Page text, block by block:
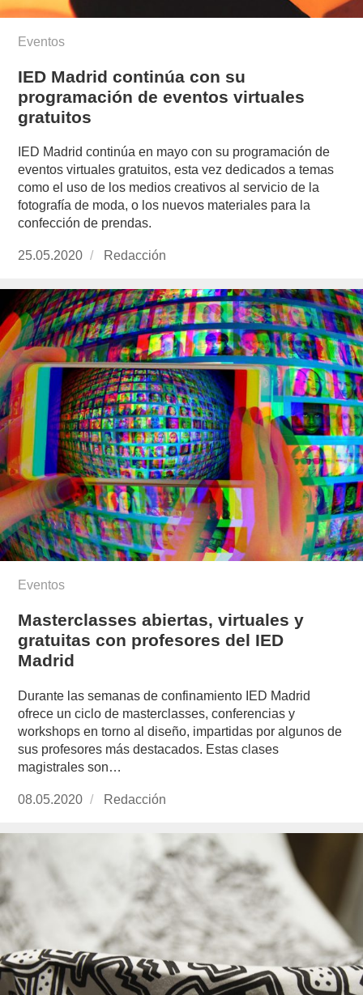
Eventos
IED Madrid continúa con su
programación de eventos virtuales
gratuitos
IED Madrid continúa en mayo con su programación de
eventos virtuales gratuitos, esta vez dedicados a temas
como el uso de los medios creativos al servicio de la
fotografía de moda, o los nuevos materiales para la
confección de prendas.
Publicado
25.05.2020 https://www.experimenta.es/author/redaccion/
Redacción
Eventos
Masterclasses abiertas, virtuales y
gratuitas con profesores del IED
Madrid
Durante las semanas de confinamiento IED Madrid
ofrece un ciclo de masterclasses, conferencias y
workshops en torno al diseño, impartidas por algunos de
sus profesores más destacados. Estas clases
magistrales son…
Publicado
08.05.2020 https://www.experimenta.es/author/redaccion/
Redacción